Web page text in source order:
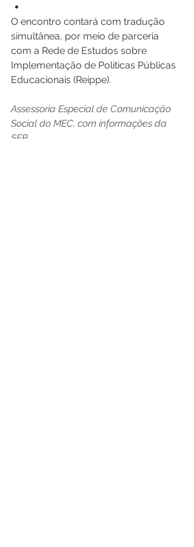
O encontro contará com tradução
simultânea, por meio de parceria
com a Rede de Estudos sobre
Implementação de Políticas Públicas
Educacionais (Reippe).
Assessoria Especial de Comunicação
Social do MEC, com informações da
SEB